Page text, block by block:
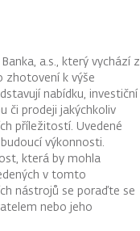
a.s., který vychází z
zhotovení k výše
nabídku, investiční
či prodeji jakýchkoliv
příležitostí. Uvedené
výkonnosti.
která by mohla
v tomto
nástrojů se poraďte se
nebo jeho